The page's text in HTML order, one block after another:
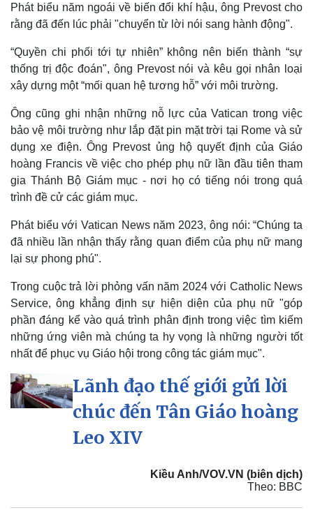
Bóng đá
Lịch thi đấu bóng đá
Thế giới thể thao
eSports
Hậu trường
Ô tô
Xe máy
Tư vấn
Phát biểu năm ngoái về biến đổi khí hậu, ông Prevost cho
rằng đã đến lúc phải "chuyển từ lời nói sang hành động".
“Quyền chi phối tới tự nhiên” không nên biến thành “sự
thống trị độc đoán", ông Prevost nói và kêu gọi nhân loại
xây dựng một “mối quan hệ tương hỗ” với môi trường.
Ông cũng ghi nhận những nỗ lực của Vatican trong việc
bảo vệ môi trường như lắp đặt pin mặt trời tại Rome và sử
dụng xe điện. Ông Prevost ủng hộ quyết định của Giáo
hoàng Francis về việc cho phép phụ nữ lần đầu tiên tham
gia Thánh Bộ Giám mục - nơi họ có tiếng nói trong quá
trình đề cử các giám mục.
Phát biểu với Vatican News năm 2023, ông nói: “Chúng ta
đã nhiều lần nhận thấy rằng quan điểm của phụ nữ mang
lại sự phong phú".
Trong cuộc trả lời phỏng vấn năm 2024 với Catholic News
Service, ông khẳng định sự hiện diện của phụ nữ "góp
phần đáng kể vào quá trình phân định trong việc tìm kiếm
những ứng viên mà chúng ta hy vọng là những người tốt
nhất để phục vụ Giáo hội trong công tác giám mục".
Lãnh đạo thế giới gửi lời
chúc đến Tân Giáo hoàng
Leo XIV
Kiều Anh/VOV.VN (biên dịch)
Theo: BBC